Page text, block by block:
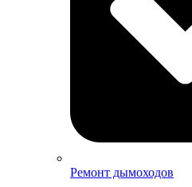
Ремонт дымоходов